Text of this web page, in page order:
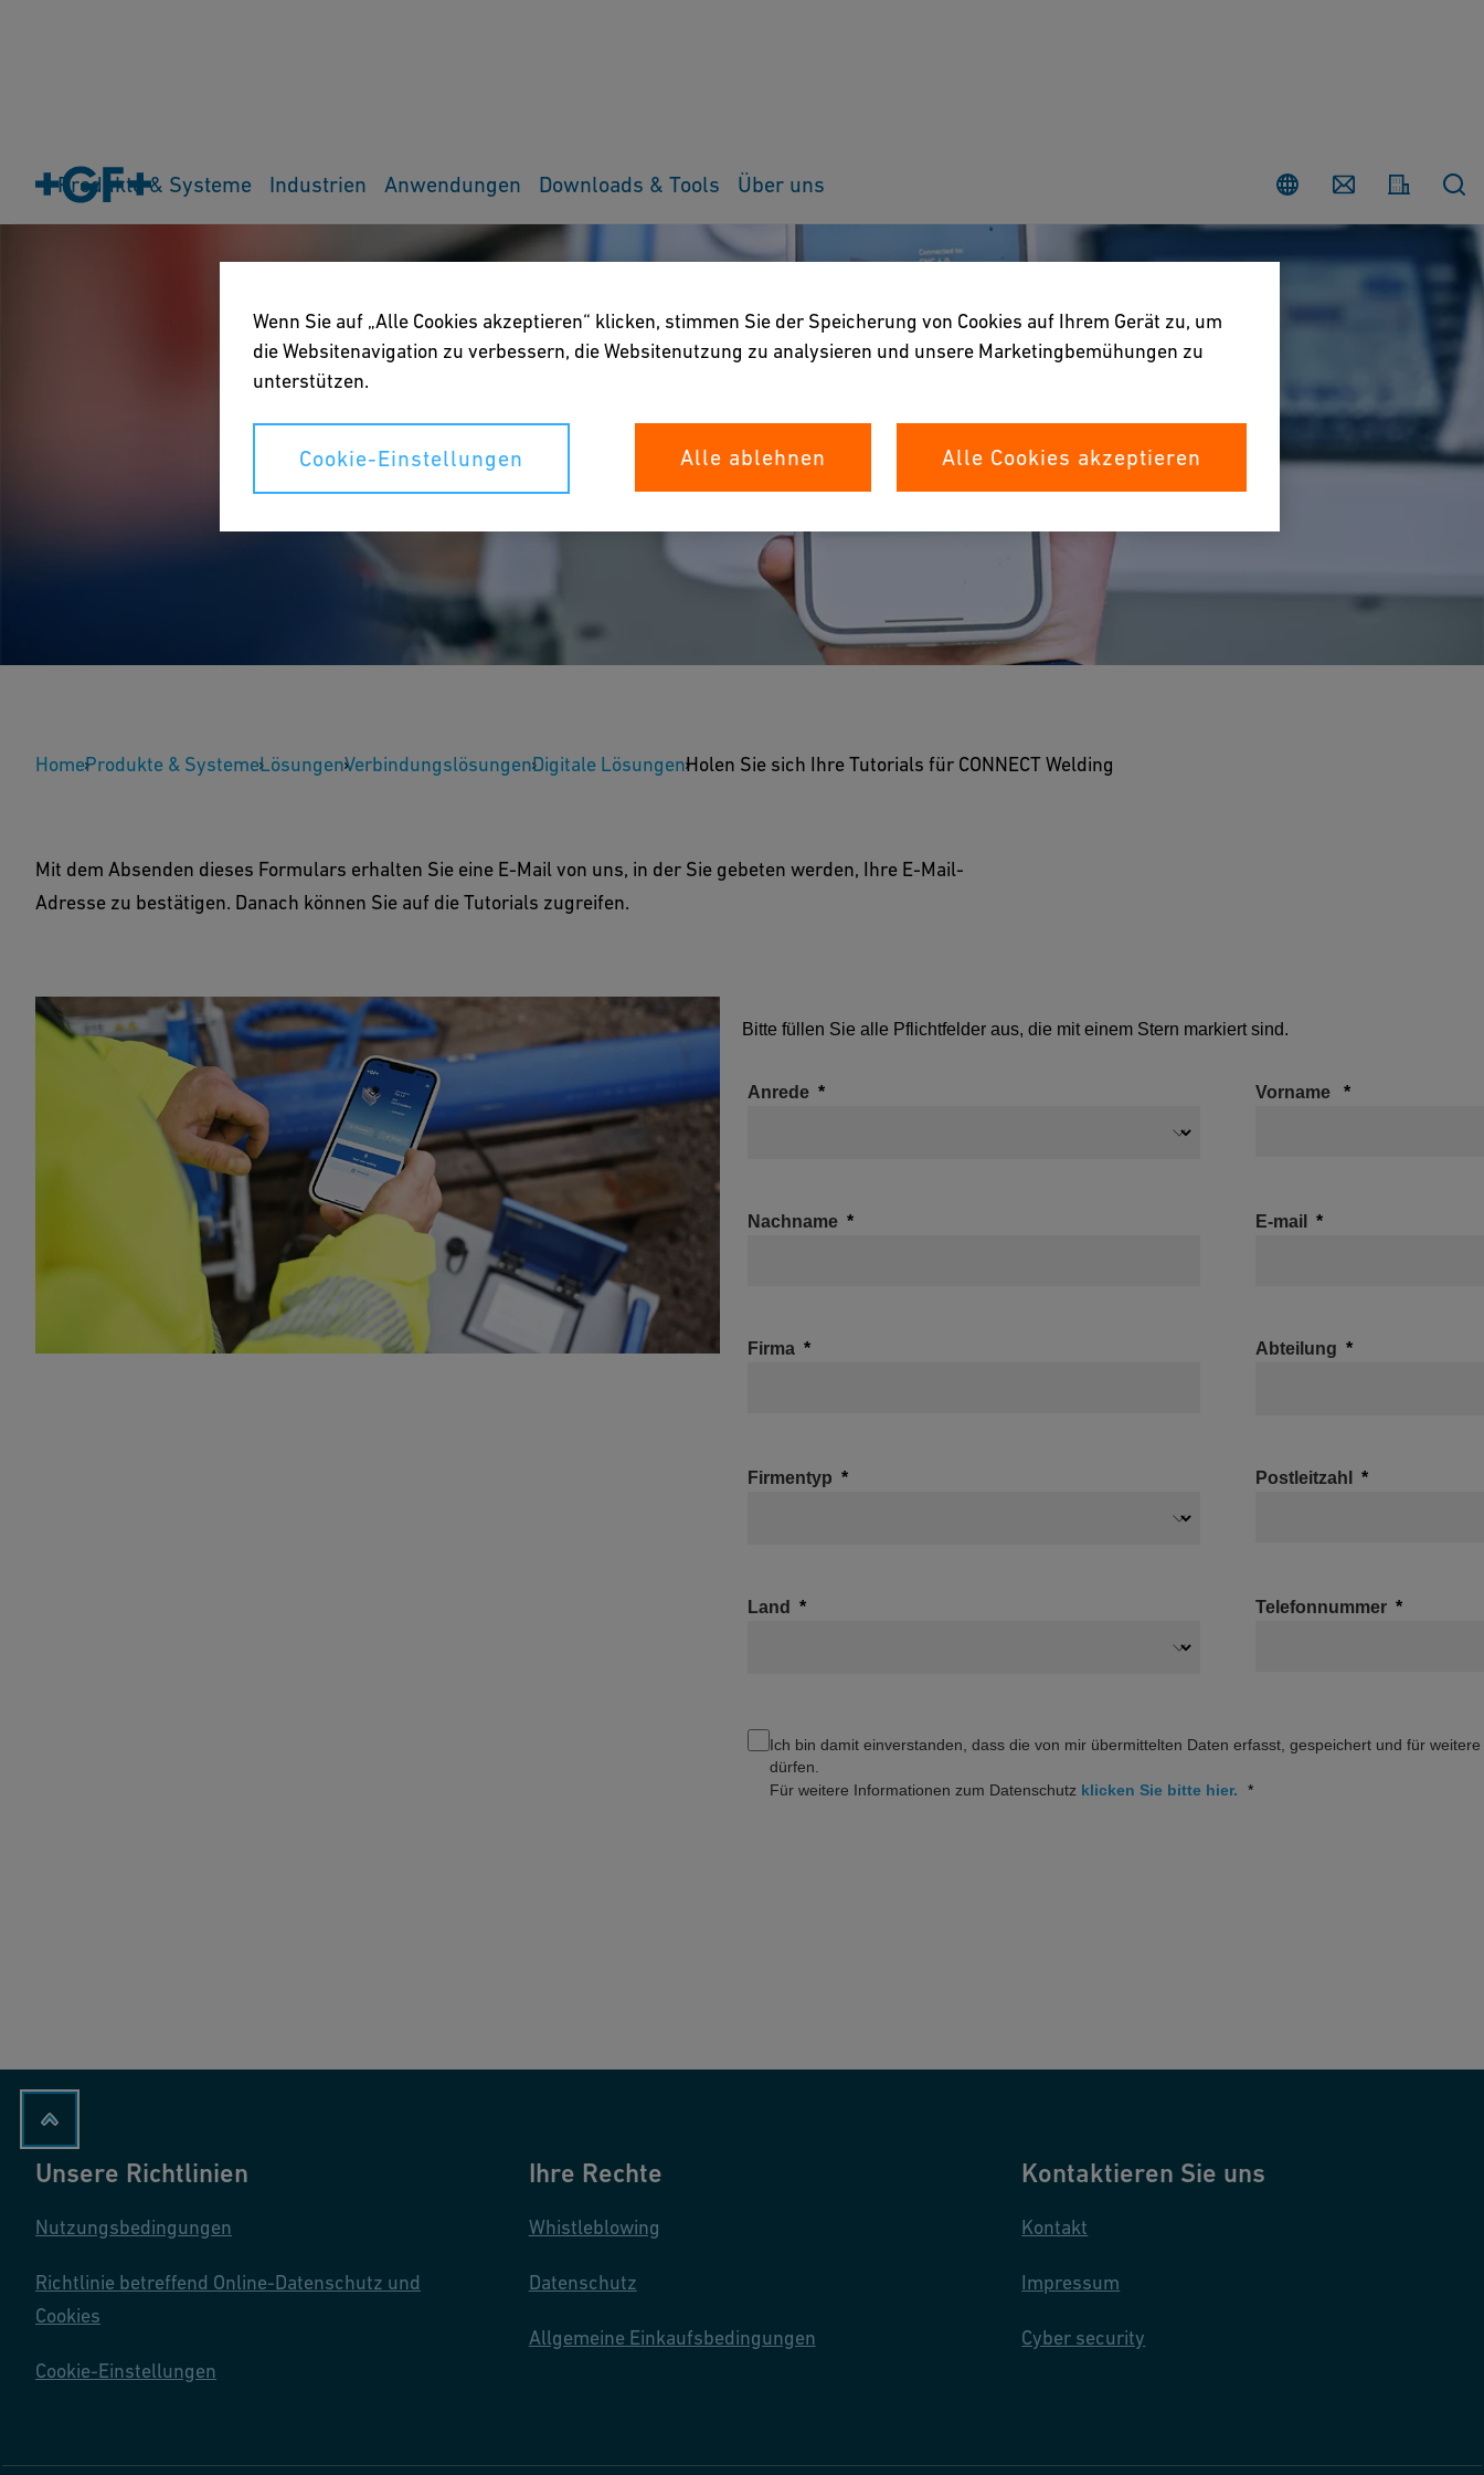
Land Contact
Produkte & Systeme Industrien Anwendungen Downloads & Tools Über uns
CONNECT Welding
bestätigen Sie Ihre E-Mail-Adresse und wir geben Ihnen so schnell wie möglich Zugriff auf die
Tutorials.
HomeProdukte & SystemeLösungenVerbindungslösungenDigitale LösungenHolen Sie sich Ihre Tutorials für CONNECT Welding
Mit dem Absenden dieses Formulars erhalten Sie eine E-Mail von uns, in der Sie gebeten werden, Ihre E-Mail-
Adresse zu bestätigen. Danach können Sie auf die Tutorials zugreifen.
Bitte füllen Sie alle Pflichtfelder aus, die mit einem Stern markiert sind.
Anrede Vorname
Nachname E-mail
Firma Abteilung
Firmentyp Postleitzahl
Land Telefonnummer
Ich bin damit einverstanden, dass die von mir übermittelten Daten erfasst, gespeichert und für
dürfen.
Für weitere Informationen zum Datenschutz klicken Sie bitte hier.
Unsere Richtlinien
Nutzungsbedingungen
Richtlinie betreffend Online-Datenschutz und
Cookies
Cookie-Einstellungen
Ihre Rechte
Whistleblowing
Datenschutz
Allgemeine Einkaufsbedingungen
Kontaktieren Sie uns
Kontakt
Impressum
Cyber security
Wenn Sie auf „Alle Cookies akzeptieren“ klicken, stimmen Sie der Speicherung von Cookies auf Ihrem Gerät zu, um
die Websitenavigation zu verbessern, die Websitenutzung zu analysieren und unsere Marketingbemühungen zu
unterstützen.
Cookie-Einstellungen Alle ablehnen Alle Cookies akzeptieren